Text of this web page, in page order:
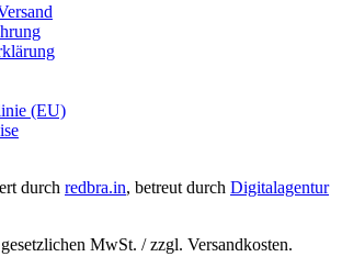
(EU)
durch redbra.in, betreut durch Digitalagentur
MwSt. / zzgl. Versandkosten.